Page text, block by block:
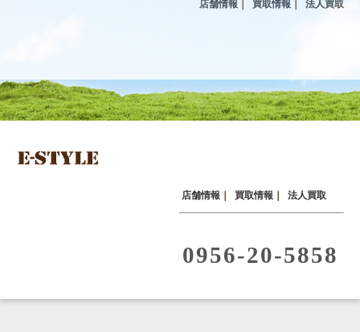
店舗情報 買取情報 法人買取
0956-20-5858
店舗情報 買取情報 法人買取